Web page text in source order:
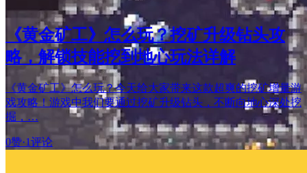
《黄金矿工》怎么玩？挖矿升级钻头攻
略，解锁技能挖到地心玩法详解
《黄金矿工》怎么玩？今天给大家带来这款超爽的挖矿增量游
戏攻略！游戏中我们要通过挖矿升级钻头，不断向地心深处挖
掘，…
0赞·1评论